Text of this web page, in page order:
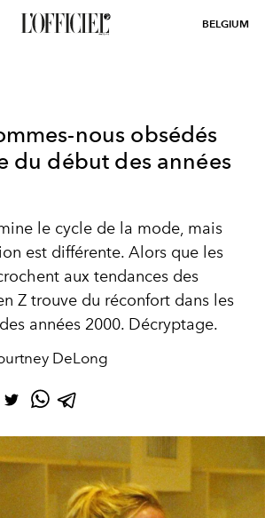
BELGIUM
nous obsédés
du début des années
le cycle de la mode, mais
est différente. Alors que les
aux tendances des
Z trouve du réconfort dans les
années 2000. Décryptage.
DeLong